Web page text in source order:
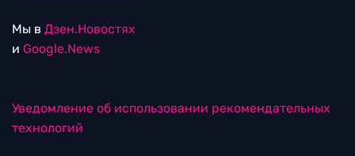
Мы в Дзен.Новостях
и Google.News
Уведомление об использовании рекомендательных
технологий